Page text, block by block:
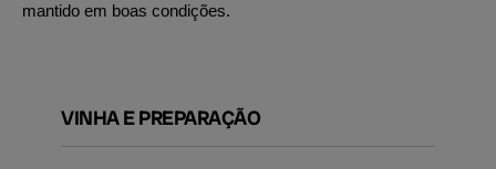
mantido em boas condições.
VINHA E PREPARAÇÃO